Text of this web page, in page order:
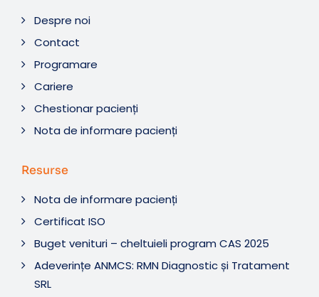
Despre noi
Contact
Programare
Cariere
Chestionar pacienți
Nota de informare pacienți
Resurse
Nota de informare pacienți
Certificat ISO
Buget venituri – cheltuieli program CAS 2025
Adeverințe ANMCS: RMN Diagnostic și Tratament
SRL